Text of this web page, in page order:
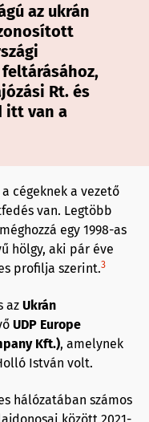
az ukrán
Rt. és
itt van a
cégeknek a vezető
van. Legtöbb
egy 1998-as
hölgy, aki pár éve
profilja szerint.3
az Ukrán
UDP Europe
Kft.), amelynek
István volt.
hálózatában számos
között 2021-